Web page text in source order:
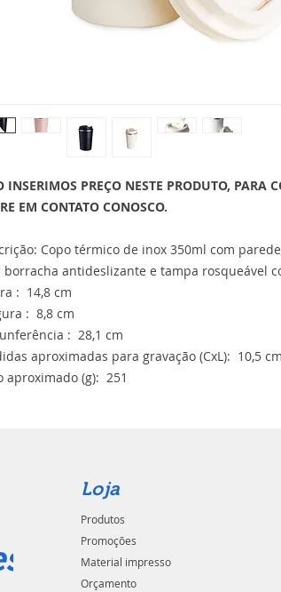
INSERIMOS PREÇO NESTE PRODUTO, PARA
EM CONTATO CONOSCO.
Copo térmico de inox 350ml com
borracha antideslizante e tampa rosqueável
: 14,8 cm
: 8,8 cm
: 28,1 cm
aproximadas para gravação (CxL): 10,5
aproximado (g): 251
Loja
Produtos
Promoções
Material impresso
Orçamento